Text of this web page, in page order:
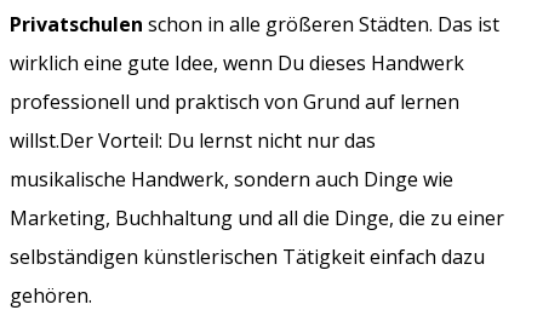
Privatschulen schon in alle größeren Städten. Das ist
wirklich eine gute Idee, wenn Du dieses Handwerk
professionell und praktisch von Grund auf lernen
willst.Der Vorteil: Du lernst nicht nur das
musikalische Handwerk, sondern auch Dinge wie
Marketing, Buchhaltung und all die Dinge, die zu einer
selbständigen künstlerischen Tätigkeit einfach dazu
gehören.